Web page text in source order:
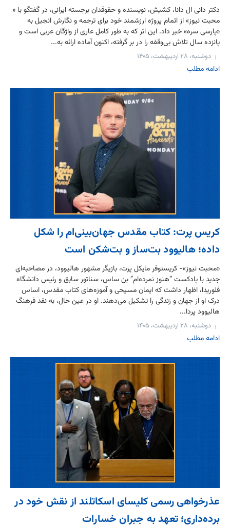
دکتر دانی ال دانا، کشیش، نویسنده و حقوقدان برجسته ایرانی، در گفتگو با «
محبت نیوز» از اتمام پروژه ارزشمند خود برای ترجمه و نگارش انجیل به
«پارسی سره» خبر داد. این اثر که به طور کامل عاری از واژگان عربی است و
پانزده سال تلاش بی‌وقفه را در بر گرفته، اکنون آماده ارائه به...
دوشنبه، ۲۸ اردیبهشت، ۱۴۰۵
ادامه مطلب
کریس پرت: کتاب مقدس جهان‌بینی‌ام را شکل
داده؛ هالیوود بت‌ساز و بت‌شکن است
«محبت نیوز»- کریستوفر مایکل پرت، بازیگر مشهور هالیوود، در مصاحبه‌ای
جدید با پادکست “هنوز نمرده‌ام” بن ساس، سناتور سابق و رئیس دانشگاه
فلوریدا، اظهار داشت که ایمان مسیحی و آموزه‌های کتاب مقدس، اساس
درک او از جهان و زندگی را تشکیل می‌دهند. او در عین حال، به نقد فرهنگ
هالیوود پردا...
دوشنبه، ۲۸ اردیبهشت، ۱۴۰۵
ادامه مطلب
عذرخواهی رسمی کلیسای اسکاتلند از نقش خود در
برده‌داری؛ تعهد به جبران خسارات